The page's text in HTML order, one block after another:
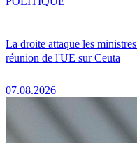
La droite attaque les
réunion de l'UE sur Ceuta
07.08.2026